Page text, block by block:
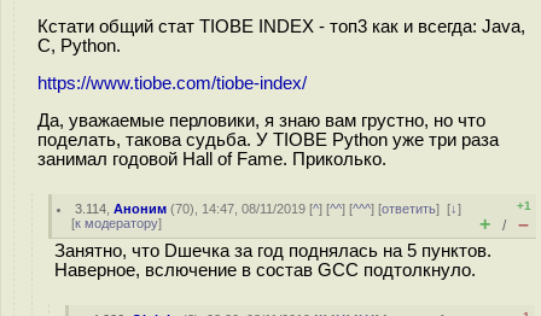
Кстати общий стат TIOBE INDEX - топ3 как и всегда: Java,
C, Python.
https://www.tiobe.com/tiobe-index/
Да, уважаемые перловики, я знаю вам грустно, но что
поделать, такова судьба. У TIOBE Python уже три раза
занимал годовой Hall of Fame. Приколько.
3.114 ,Аноним (70), 14:47, 08/11/2019 [^] [^^] [^^^] [ответить][↓]
[к модератору]
+1
+ / –
Занятно, что Dшечка за год поднялась на 5 пунктов.
Наверное, вслючение в состав GCC подтолкнуло.